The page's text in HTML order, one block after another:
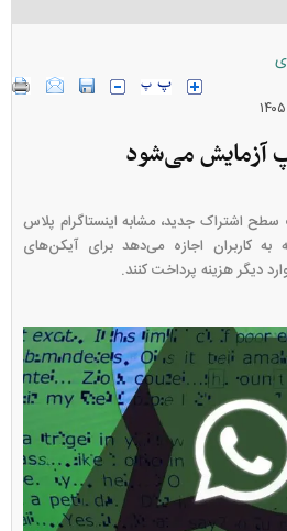
آزمایش می‌شود
اشتراک جدید، مشابه اینستاگرام پلاس
کاربران اجازه می‌دهد برای آیکن‌های
دیگر هزینه پرداخت کنند.